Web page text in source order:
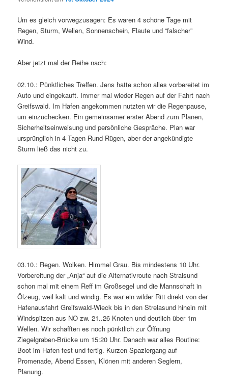
Um es gleich vorwegzusagen: Es waren 4 schöne Tage mit
Regen, Sturm, Wellen, Sonnenschein, Flaute und “falscher”
Wind.
Aber jetzt mal der Reihe nach:
02.10.: Pünktliches Treffen. Jens hatte schon alles vorbereitet im
Auto und eingekauft. Immer mal wieder Regen auf der Fahrt nach
Greifswald. Im Hafen angekommen nutzten wir die Regenpause,
um einzuchecken. Ein gemeinsamer erster Abend zum Planen,
Sicherheitseinweisung und persönliche Gespräche. Plan war
ursprünglich in 4 Tagen Rund Rügen, aber der angekündigte
Sturm ließ das nicht zu.
03.10.: Regen. Wolken. Himmel Grau. Bis mindestens 10 Uhr.
Vorbereitung der „Anja“ auf die Alternativroute nach Stralsund
schon mal mit einem Reff im Großsegel und die Mannschaft in
Ölzeug, weil kalt und windig. Es war ein wilder Ritt direkt von der
Hafenausfahrt Greifswald-Wieck bis in den Strelasund hinein mit
Windspitzen aus NO zw. 21..26 Knoten und deutlich über 1m
Wellen. Wir schafften es noch pünktlich zur Öffnung
Ziegelgraben-Brücke um 15:20 Uhr. Danach war alles Routine:
Boot im Hafen fest und fertig. Kurzen Spaziergang auf
Promenade, Abend Essen, Klönen mit anderen Seglern,
Planung.